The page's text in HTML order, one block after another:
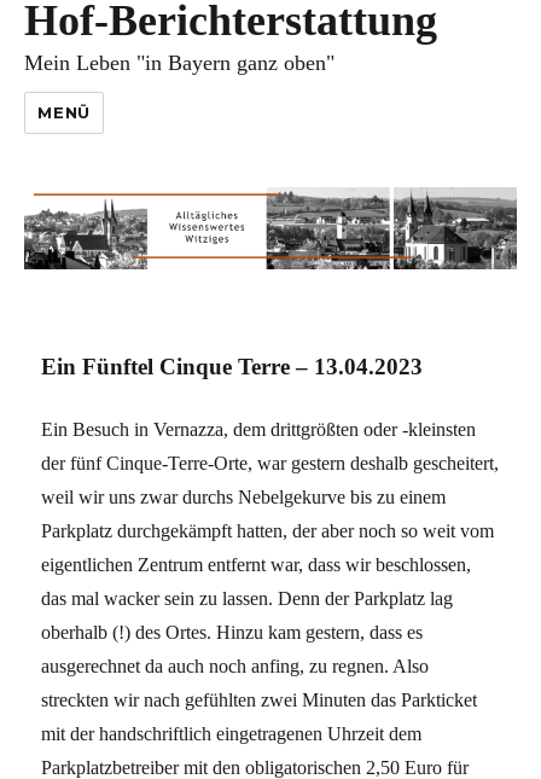
Hof-Berichterstattung
Mein Leben "in Bayern ganz oben"
MENÜ
Ein Fünftel Cinque Terre – 13.04.2023
Ein Besuch in Vernazza, dem drittgrößten oder -kleinsten
der fünf Cinque-Terre-Orte, war gestern deshalb gescheitert,
weil wir uns zwar durchs Nebelgekurve bis zu einem
Parkplatz durchgekämpft hatten, der aber noch so weit vom
eigentlichen Zentrum entfernt war, dass wir beschlossen,
das mal wacker sein zu lassen. Denn der Parkplatz lag
oberhalb (!) des Ortes. Hinzu kam gestern, dass es
ausgerechnet da auch noch anfing, zu regnen. Also
streckten wir nach gefühlten zwei Minuten das Parkticket
mit der handschriftlich eingetragenen Uhrzeit dem
Parkplatzbetreiber mit den obligatorischen 2,50 Euro für